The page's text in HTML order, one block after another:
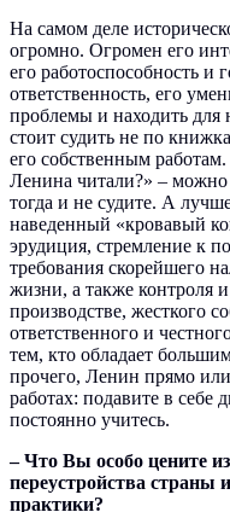
На самом деле
огромно. Огромен его
его работоспособность и
ответственность, его
проблемы и находить
стоит судить не по
его собственным
Ленина читали?» –
тогда и не судите. А
наведенный «кровавый
эрудиция, стремление к
требования скорейшего
жизни, а также контроля и
производстве, жесткого
ответственного и
тем, кто обладает
прочего, Ленин прямо
работах: подавите в себе
постоянно учитесь.
– Что Вы особо цените
переустройства страны
практики?